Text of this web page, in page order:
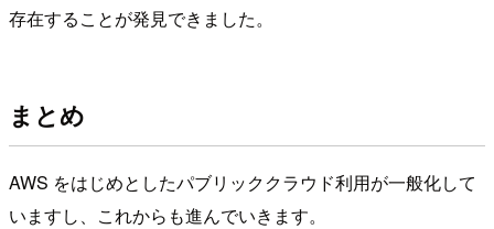
存在することが発見できました。
まとめ
AWS をはじめとしたパブリッククラウド利用が一般化して
いますし、これからも進んでいきます。